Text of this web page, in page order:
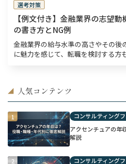
選考対策
【例文付き】金融業界の志望
の書き方とNG例
金融業界の給与水準の高さやその後
に魅力を感じて、転職を検討する方
◢ 人気コンテンツ
1
コンサルティング
アクセンチュアの年
解説
2 コンサルティング